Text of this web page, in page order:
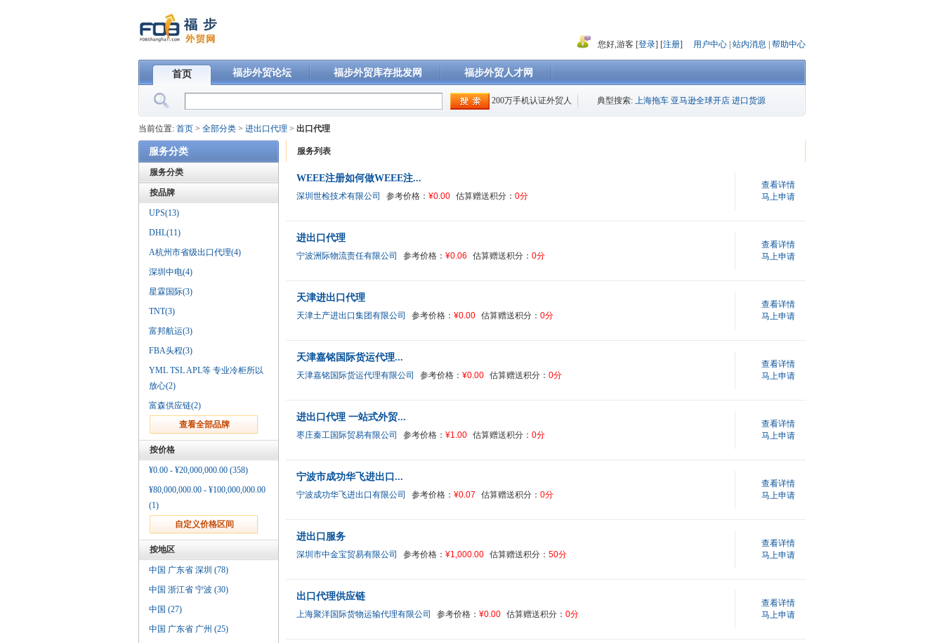
您好,游客 [登录] [注册] 用户中心 站内消息 帮助中心
首页 福步外贸论坛 福步外贸库存批发网 福步外贸人才网
200万手机认证外贸人 典型搜索: 上海拖车 亚马逊全球开店 进口货源
当前位置: 首页 > 全部分类 > 进出口代理 > 出口代理
服务分类
服务分类
按品牌
UPS(13)
DHL(11)
A杭州市省级出口代理(4)
深圳中电(4)
星霖国际(3)
TNT(3)
富邦航运(3)
FBA头程(3)
YML TSL APL等 专业冷柜所以
放心(2)
富森供应链(2)
按价格
¥0.00 - ¥20,000,000.00 (358)
¥80,000,000.00 - ¥100,000,000.00
(1)
按地区
中国 广东省 深圳 (78)
中国 浙江省 宁波 (30)
中国 (27)
中国 广东省 广州 (25)
服务列表
WEEE注册如何做WEEE注...
深圳世检技术有限公司 参考价格： ¥0.00 估算赠送积分： 0分
查看详情
马上申请
进出口代理
宁波洲际物流责任有限公司 参考价格： ¥0.06 估算赠送积分： 0分
查看详情
马上申请
天津进出口代理
天津土产进出口集团有限公司 参考价格： ¥0.00 估算赠送积分： 0分
查看详情
马上申请
天津嘉铭国际货运代理...
天津嘉铭国际货运代理有限公司 参考价格： ¥0.00 估算赠送积分： 0分
查看详情
马上申请
进出口代理 一站式外贸...
枣庄秦工国际贸易有限公司 参考价格： ¥1.00 估算赠送积分： 0分
查看详情
马上申请
宁波市成功华飞进出口...
宁波成功华飞进出口有限公司 参考价格： ¥0.07 估算赠送积分： 0分
查看详情
马上申请
进出口服务
深圳市中金宝贸易有限公司 参考价格： ¥1,000.00 估算赠送积分： 50分
查看详情
马上申请
出口代理供应链
上海聚洋国际货物运输代理有限公司 参考价格： ¥0.00 估算赠送积分： 0分
查看详情
马上申请